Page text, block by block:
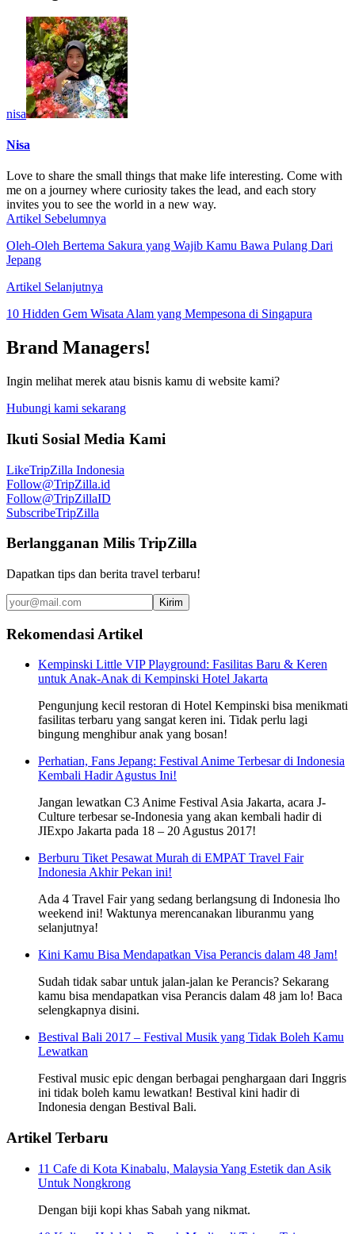
nisa
Nisa
Love to share the small things that make life interesting. Come with
me on a journey where curiosity takes the lead, and each story
invites you to see the world in a new way.
Artikel Sebelumnya
Oleh-Oleh Bertema Sakura yang Wajib Kamu Bawa Pulang Dari
Jepang
Artikel Selanjutnya
10 Hidden Gem Wisata Alam yang Mempesona di Singapura
Brand Managers!
Ingin melihat merek atau bisnis kamu di website kami?
Hubungi kami sekarang
Ikuti Sosial Media Kami
LikeTripZilla Indonesia
Follow@TripZilla.id
Follow@TripZillaID
SubscribeTripZilla
Berlangganan Milis TripZilla
Dapatkan tips dan berita travel terbaru!
Kirim
Rekomendasi Artikel
Kempinski Little VIP Playground: Fasilitas Baru & Keren
untuk Anak-Anak di Kempinski Hotel Jakarta
Pengunjung kecil restoran di Hotel Kempinski bisa menikmati
fasilitas terbaru yang sangat keren ini. Tidak perlu lagi
bingung menghibur anak yang bosan!
Perhatian, Fans Jepang: Festival Anime Terbesar di Indonesia
Kembali Hadir Agustus Ini!
Jangan lewatkan C3 Anime Festival Asia Jakarta, acara J-
Culture terbesar se-Indonesia yang akan kembali hadir di
JIExpo Jakarta pada 18 – 20 Agustus 2017!
Berburu Tiket Pesawat Murah di EMPAT Travel Fair
Indonesia Akhir Pekan ini!
Ada 4 Travel Fair yang sedang berlangsung di Indonesia lho
weekend ini! Waktunya merencanakan liburanmu yang
selanjutnya!
Kini Kamu Bisa Mendapatkan Visa Perancis dalam 48 Jam!
Sudah tidak sabar untuk jalan-jalan ke Perancis? Sekarang
kamu bisa mendapatkan visa Perancis dalam 48 jam lo! Baca
selengkapnya disini.
Bestival Bali 2017 – Festival Musik yang Tidak Boleh Kamu
Lewatkan
Festival music epic dengan berbagai penghargaan dari Inggris
ini tidak boleh kamu lewatkan! Bestival kini hadir di
Indonesia dengan Bestival Bali.
Artikel Terbaru
11 Cafe di Kota Kinabalu, Malaysia Yang Estetik dan Asik
Untuk Nongkrong
Dengan biji kopi khas Sabah yang nikmat.